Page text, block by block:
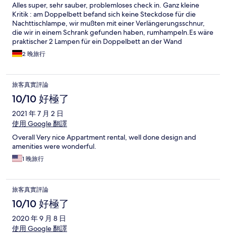
Alles super, sehr sauber, problemloses check in. Ganz kleine
Kritik : am Doppelbett befand sich keine Steckdose für die
Nachttischlampe, wir mußten mit einer Verlängerungsschnur,
die wir in einem Schrank gefunden haben, rumhampeln.Es wäre
praktischer 2 Lampen für ein Doppelbett an der Wand
anzubringen.
2 晚旅行
旅客真實評論
10/10 好極了
2021 年 7 月 2 日
使用 Google 翻譯
Overall Very nice Appartment rental, well done design and
amenities were wonderful.
1 晚旅行
旅客真實評論
10/10 好極了
2020 年 9 月 8 日
使用 Google 翻譯